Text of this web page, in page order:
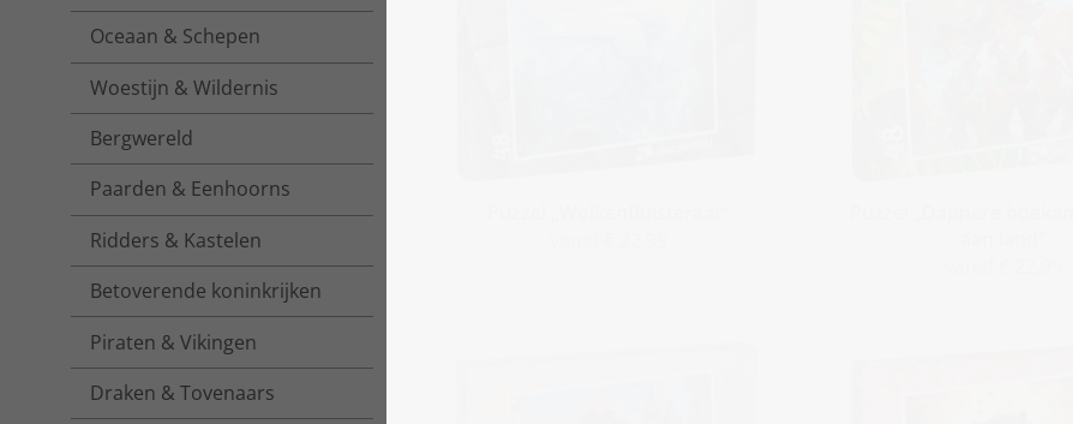
Oceaan & Schepen
Woestijn & Wildernis
Bergwereld
Paarden & Eenhoorns
Ridders & Kastelen
Betoverende koninkrijken
Piraten & Vikingen
Draken & Tovenaars